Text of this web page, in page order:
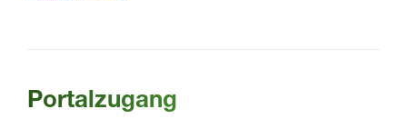
Portalzugang